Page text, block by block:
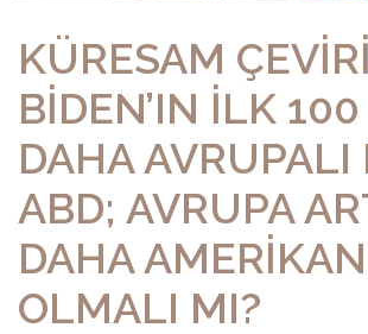
KÜRESAM
BİDEN’IN İLK
DAHA AVRUPALI
ABD; AVRUPA
DAHA AMERİKAN
OLMALI MI?